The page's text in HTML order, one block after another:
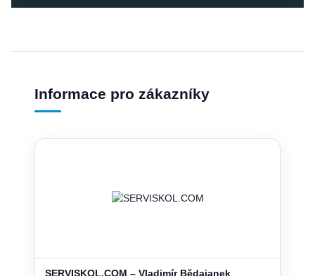
Informace pro zákazníky
SERVISKOL.COM – Vladimír Bědajanek